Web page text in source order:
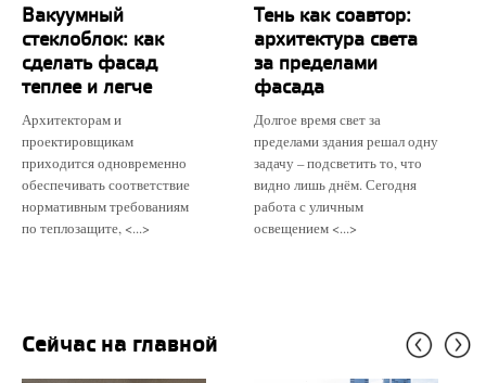
Вакуумный
стеклоблок: как
сделать фасад
теплее и легче
Архитекторам и
проектировщикам
приходится одновременно
обеспечивать соответствие
нормативным требованиям
по теплозащите, <...>
Тень как соавтор:
архитектура света
за пределами
фасада
Долгое время свет за
пределами здания решал одну
задачу – подсветить то, что
видно лишь днём. Сегодня
работа с уличным
освещением <...>
Сейчас на главной